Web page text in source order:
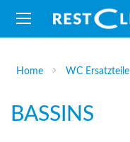
Home WC Ersatzteile
BASSINS